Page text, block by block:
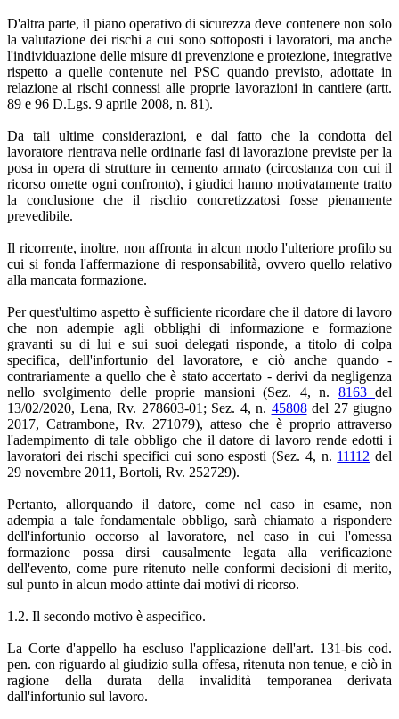
D'altra parte, il piano operativo di sicurezza deve contenere non solo
la valutazione dei rischi a cui sono sottoposti i lavoratori, ma anche
l'individuazione delle misure di prevenzione e protezione, integrative
rispetto a quelle contenute nel PSC quando previsto, adottate in
relazione ai rischi connessi alle proprie lavorazioni in cantiere (artt.
89 e 96 D.Lgs. 9 aprile 2008, n. 81).
Da tali ultime considerazioni, e dal fatto che la condotta del
lavoratore rientrava nelle ordinarie fasi di lavorazione previste per la
posa in opera di strutture in cemento armato (circostanza con cui il
ricorso omette ogni confronto), i giudici hanno motivatamente tratto
la conclusione che il rischio concretizzatosi fosse pienamente
prevedibile.
Il ricorrente, inoltre, non affronta in alcun modo l'ulteriore profilo su
cui si fonda l'affermazione di responsabilità, ovvero quello relativo
alla mancata formazione.
Per quest'ultimo aspetto è sufficiente ricordare che il datore di lavoro
che non adempie agli obblighi di informazione e formazione
gravanti su di lui e sui suoi delegati risponde, a titolo di colpa
specifica, dell'infortunio del lavoratore, e ciò anche quando -
contrariamente a quello che è stato accertato - derivi da negligenza
nello svolgimento delle proprie mansioni (Sez. 4, n. 8163del
13/02/2020, Lena, Rv. 278603-01; Sez. 4, n. 45808del 27 giugno
2017, Catrambone, Rv. 271079), atteso che è proprio attraverso
l'adempimento di tale obbligo che il datore di lavoro rende edotti i
lavoratori dei rischi specifici cui sono esposti (Sez. 4, n. 11112 del
29 novembre 2011, Bortoli, Rv. 252729).
Pertanto, allorquando il datore, come nel caso in esame, non
adempia a tale fondamentale obbligo, sarà chiamato a rispondere
dell'infortunio occorso al lavoratore, nel caso in cui l'omessa
formazione possa dirsi causalmente legata alla verificazione
dell'evento, come pure ritenuto nelle conformi decisioni di merito,
sul punto in alcun modo attinte dai motivi di ricorso.
1.2. Il secondo motivo è aspecifico.
La Corte d'appello ha escluso l'applicazione dell'art. 131-bis cod.
pen. con riguardo al giudizio sulla offesa, ritenuta non tenue, e ciò in
ragione della durata della invalidità temporanea derivata
dall'infortunio sul lavoro.